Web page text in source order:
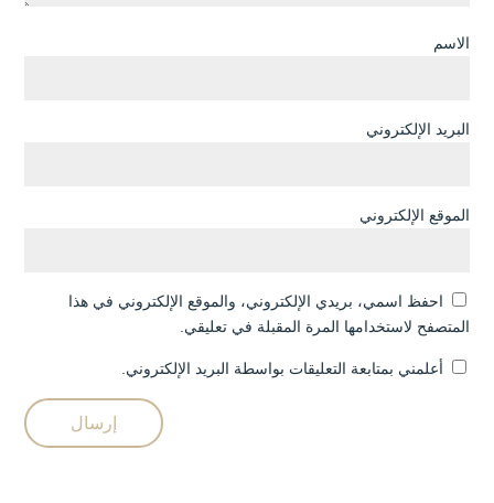
الاسم
البريد الإلكتروني
الموقع الإلكتروني
احفظ اسمي، بريدي الإلكتروني، والموقع الإلكتروني في هذا
المتصفح لاستخدامها المرة المقبلة في تعليقي.
أعلمني بمتابعة التعليقات بواسطة البريد الإلكتروني.